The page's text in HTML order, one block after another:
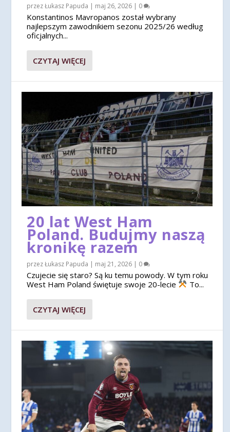
przezŁukasz Papuda | maj 26, 2026 | 0
Konstantinos Mavropanos został wybrany
najlepszym zawodnikiem sezonu 2025/26 według
oficjalnych...
CZYTAJ WIĘCEJ
20 lat West Ham
Poland. Budujmy naszą
kronikę razem
przezŁukasz Papuda | maj 21, 2026 | 0
Czujecie się staro? Są ku temu powody. W tym roku
West Ham Poland świętuje swoje 20-lecie
To...
CZYTAJ WIĘCEJ